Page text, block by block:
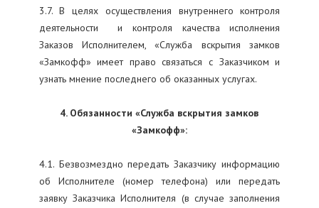
3.7. В целях осуществления внутреннего контроля
деятельности и контроля качества исполнения
Заказов Исполнителем, «Служба вскрытия замков
«Замкофф» имеет право связаться с Заказчиком и
узнать мнение последнего об оказанных услугах.
4. Обязанности «Служба вскрытия замков
«Замкофф»:
4.1. Безвозмездно передать Заказчику информацию
об Исполнителе (номер телефона) или передать
заявку Заказчика Исполнителя (в случае заполнения